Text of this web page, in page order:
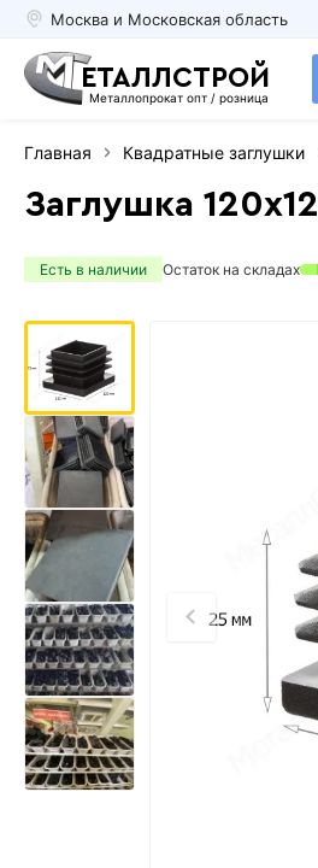
Москва и Московская область
ЕТАЛЛСТРОЙ
Металлопрокат опт / розница
Главная Квадратные заглушки
Заглушка
Есть в наличии Остаток на складах